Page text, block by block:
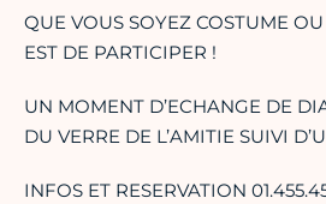
QUE VOUS SOYEZ COSTUME OU
EST DE PARTICIPER !
UN MOMENT D’ECHANGE DE
DU VERRE DE L’AMITIE SUIVI
INFOS ET RESERVATION